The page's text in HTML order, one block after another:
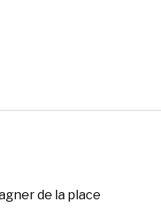
de la place